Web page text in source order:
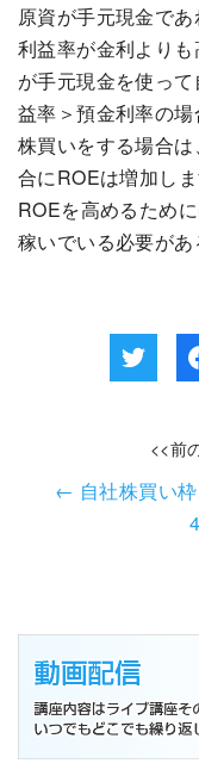
原資が手元現金で
利益率が金利より
が手元現金を使っ
益率＞預金利率の
株買いをする場合
合にROEは増加し
ROEを高めるため
稼いでいる必要があ
<<前
← 自社株買い